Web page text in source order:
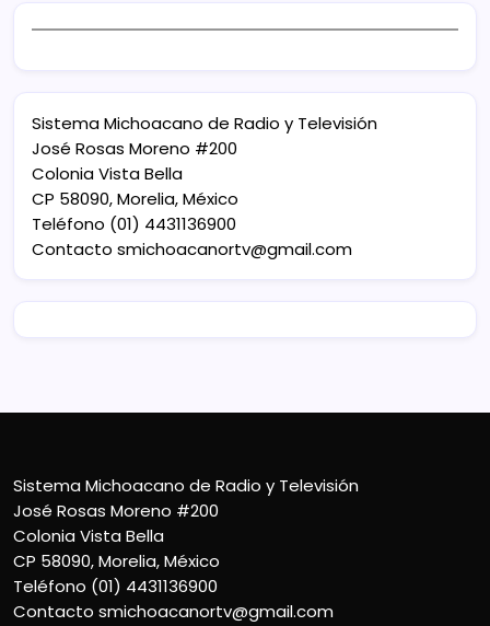
Sistema Michoacano de Radio y Televisión
José Rosas Moreno #200
Colonia Vista Bella
CP 58090, Morelia, México
Teléfono (01) 4431136900
Contacto smichoacanortv@gmail.com
Sistema Michoacano de Radio y Televisión
José Rosas Moreno #200
Colonia Vista Bella
CP 58090, Morelia, México
Teléfono (01) 4431136900
Contacto smichoacanortv@gmail.com